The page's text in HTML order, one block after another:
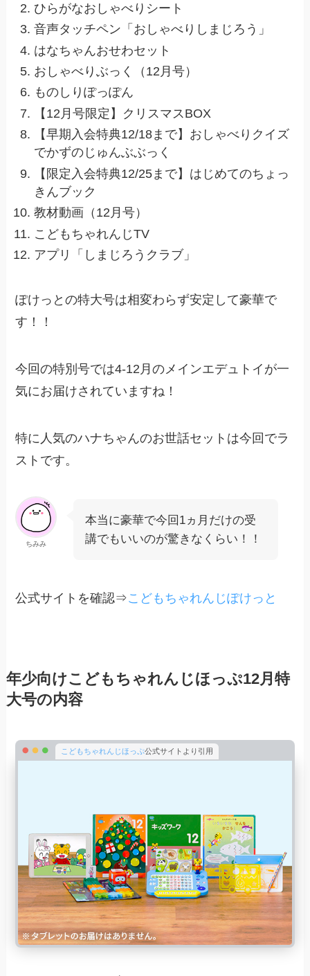
ひらがなおしゃべりシート
音声タッチペン「おしゃべりしまじろう」
はなちゃんおせわセット
おしゃべりぶっく（12月号）
ものしりぽっぽん
【12月号限定】クリスマスBOX
【早期入会特典12/18まで】おしゃべりクイズ
でかずのじゅんぶぶっく
【限定入会特典12/25まで】はじめてのちょっ
きんブック
教材動画（12月号）
こどもちゃれんじTV
アプリ「しまじろうクラブ」
ぽけっとの特大号は相変わらず安定して豪華で
す！！
今回の特別号では4-12月のメインエデュトイが一
気にお届けされていますね！
特に人気のハナちゃんのお世話セットは今回でラ
ストです。
ちみみ
本当に豪華で今回1ヵ月だけの受
講でもいいのが驚きなくらい！！
公式サイトを確認⇒こどもちゃれんじぽけっと
年少向けこどもちゃれんじほっぷ12月特
大号の内容
こどもちゃれんじほっぷ公式サイトより引用